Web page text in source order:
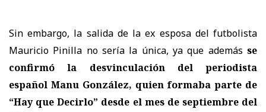
Sin embargo, la salida de la ex esposa del futbolista
Mauricio Pinilla no sería la única, ya que además se
confirmó la desvinculación del periodista
español Manu González, quien formaba parte de
“Hay que Decirlo” desde el mes de septiembre del